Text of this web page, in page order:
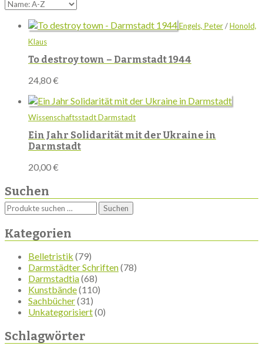
Engels, Peter/Honold,
Klaus
To destroy town – Darmstadt 1944
24,80€
Wissenschaftsstadt Darmstadt
Ein Jahr Solidarität mit der Ukraine in
Darmstadt
20,00€
Suchen
Suchen
nach:
Suchen
Kategorien
Belletristik (79)
Darmstädter Schriften(78)
Darmstadtia(68)
Kunstbände(110)
Sachbücher(31)
Unkategorisiert(0)
Schlagwörter